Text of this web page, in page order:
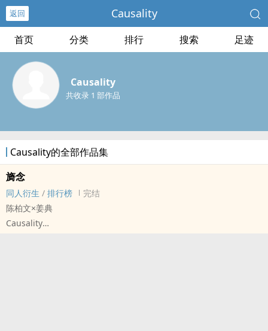
返回 Causality
首页 分类 排行 搜索 足迹
Causality
共收录 1 部作品
Causality的全部作品集
旖念
同人衍生 / 排行榜
完结
陈柏文×姜典
Causality